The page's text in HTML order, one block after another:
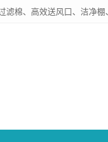
棉、高效送风口、洁净棚